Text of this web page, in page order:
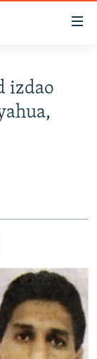
izdao